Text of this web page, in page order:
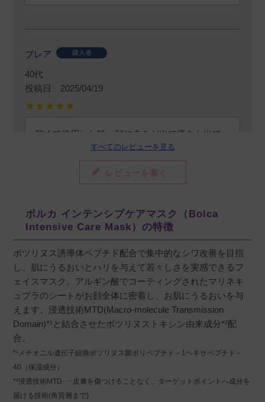
ブレア 購入者
40代
投稿日
2025/04/19
初めて使用した時、顔に赤みが出て痒みも出て
使えないかと思ったのですが、花粉のおさまっ
た時にもう一度使用したら、問題なかったので
使用を続けたら、ハリがでてきたので効果あり
y.o 購入者
非公開
投稿日
2025/04/08
シートも柔らかです☆シートを外した後は、肌
が冷んやりするくらい保湿され、もっちりしま
した！花粉による赤みも治まりました。シワに
関しては１枚目ではあまり分かりませんが、ト
すべてのレビューを見る
レビューを書く
ボルカ インテンシブケアマスク（Bolca
Intensive Care Mask）の特徴
ボツリヌス誘導体ペプチド配合で集中的なシワ改善を目指
し、肌にうるおいとハリを与えて若々しさを実感できるフ
ェイスマスク。アルギン酸でコーティングされたマリネキ
ュプラのシートがお顔全体に密着し、お肌にうるおいを与
えます。浸透技術MTD(Macro-molecule Transmission
Domain)*¹と結合させたボツリヌストキシン由来成分*²配
合。
*¹メチオニル遺伝子組換ボツリヌス菌ポリペプチド－1ヘキサペプチド－
40（保湿成分）
*²浸透技術MTD･･･皮膚を傷つけることなく、ターゲットポイントへ成分を
届ける技術(角質層まで)